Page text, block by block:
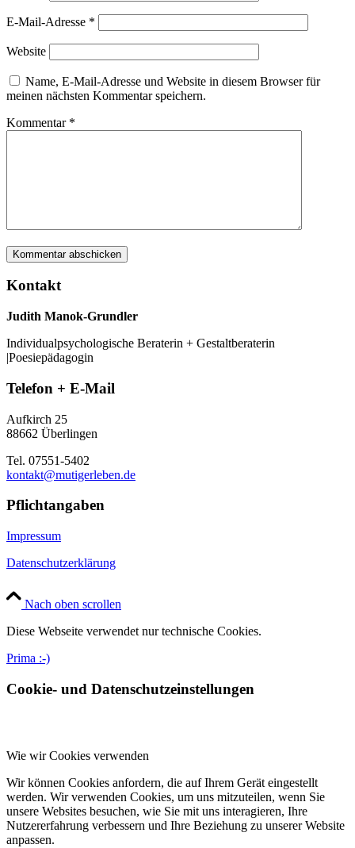
E-Mail-Adresse *
Website
Name, E-Mail-Adresse und Website in diesem Browser für
meinen nächsten Kommentar speichern.
Kommentar *
Kontakt
Judith Manok-Grundler
Individualpsychologische Beraterin + Gestaltberaterin
|Poesiepädagogin
Telefon + E-Mail
Aufkirch 25
88662 Überlingen
Tel. 07551-5402
kontakt@mutigerleben.de
Pflichtangaben
Impressum
Datenschutzerklärung
Nach oben scrollen
Diese Webseite verwendet nur technische Cookies.
Prima :-)
Cookie- und Datenschutzeinstellungen
Wie wir Cookies verwenden
Wir können Cookies anfordern, die auf Ihrem Gerät eingestellt
werden. Wir verwenden Cookies, um uns mitzuteilen, wenn Sie
unsere Websites besuchen, wie Sie mit uns interagieren, Ihre
Nutzererfahrung verbessern und Ihre Beziehung zu unserer Website
anpassen.